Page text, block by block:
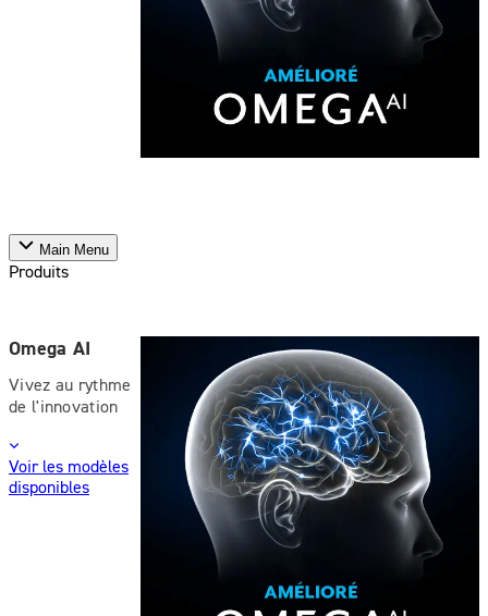
Main Menu
Produits
Omega AI
Vivez au rythme
de l'innovation
Voir les modèles
disponibles